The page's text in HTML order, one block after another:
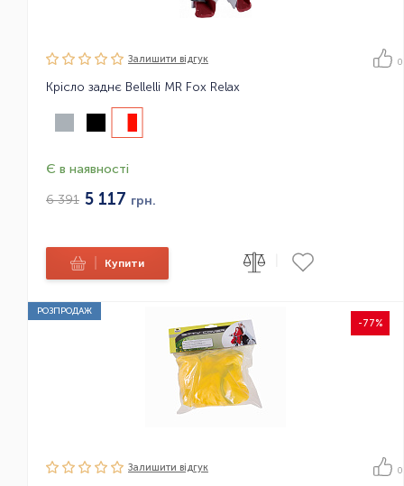
Залишити вiдгук 0
Крісло заднє Bellelli MR Fox Relax
Є в наявності
6 391 5 117 грн.
Купити
РОЗПРОДАЖ
-77%
Залишити вiдгук 0